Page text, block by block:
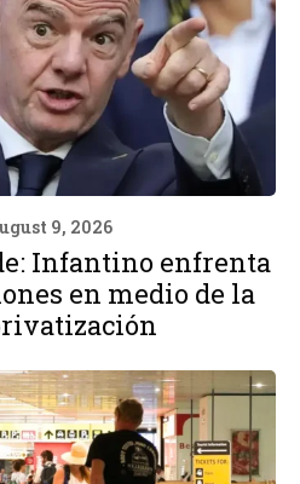
9, 2026
Infantino enfrenta
en medio de la